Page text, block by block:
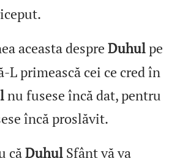
aceasta despreDuhulpe
primească cei ce cred în
nu fusese încă dat, pentru
încă proslăvit.
căDuhul Sfânt vă va